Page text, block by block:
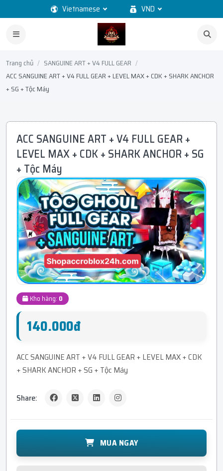
Vietnamese VND
Trang chủ
SANGUINE ART + V4 FULL GEAR
ACC SANGUINE ART + V4 FULL GEAR + LEVEL MAX + CDK + SHARK ANCHOR
+ SG + Tộc Máy
ACC SANGUINE ART + V4 FULL GEAR +
LEVEL MAX + CDK + SHARK ANCHOR + SG
+ Tộc Máy
Kho hàng: 0
140.000đ
ACC SANGUINE ART + V4 FULL GEAR + LEVEL MAX + CDK
+ SHARK ANCHOR + SG + Tộc Máy
Share:
MUA NGAY